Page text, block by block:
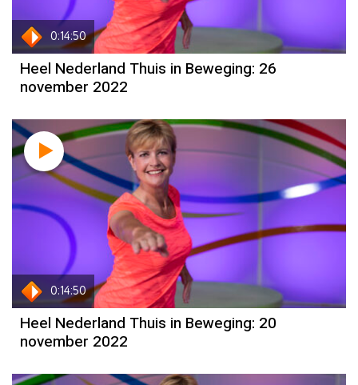
0:14:50
Heel Nederland Thuis in Beweging: 26
november 2022
0:14:50
Heel Nederland Thuis in Beweging: 20
november 2022